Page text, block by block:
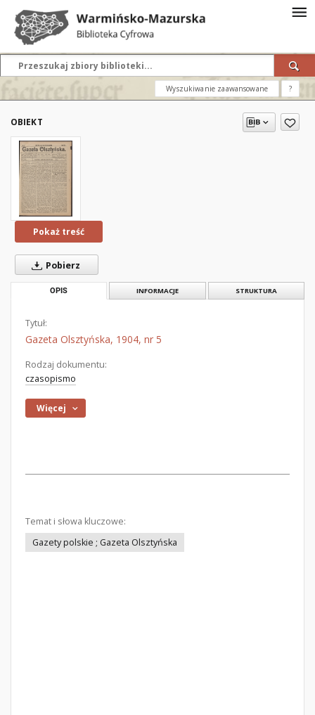
Wyszukiwanie zaawansowane ?
OBIEKT
Pokaż treść
Pobierz
OPIS INFORMACJE STRUKTURA
Tytuł:
Gazeta Olsztyńska, 1904, nr 5
Rodzaj dokumentu:
czasopismo
Więcej
Temat i słowa kluczowe:
Gazety polskie ; Gazeta Olsztyńska